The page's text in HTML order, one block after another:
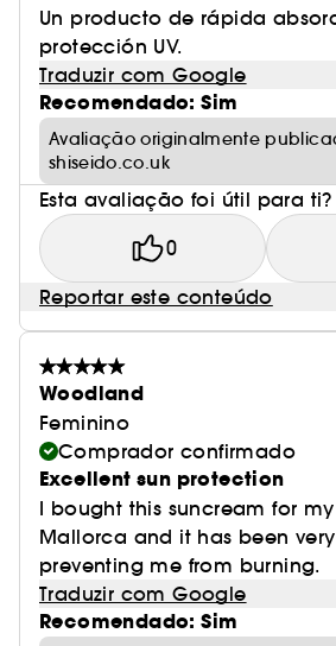
****Teste clínico em 30
um profissional após 2 semanas.
RESULTADOS DE AUTOAVALIAÇÃO
CONSUMIDOR*****
Após 2 semanas de uso regular**
・ 95% notam melhoria na
・ 96% sentem a pele mais
・ 94% garantem ter a pele
・ 91% sentem a pele mais
****Testado por 108 mulheres.
Un producto de rápida
protección UV.
Traduzir com Google
Recomendado: Sim
Avaliação originalmente
shiseido.co.uk
Esta avaliação foi útil para ti?
0
Reportar este conteúdo
Woodland
Feminino
Comprador confirmado
Excellent sun protection
I bought this suncream for
Mallorca and it has been
preventing me from burning.
Traduzir com Google
Recomendado: Sim